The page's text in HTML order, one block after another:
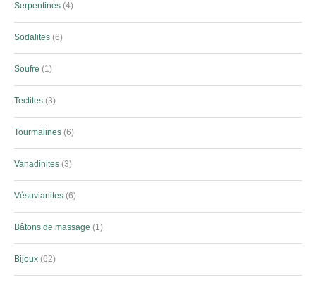
Serpentines 4
Sodalites 6
Soufre 1
Tectites 3
Tourmalines 6
Vanadinites 3
Vésuvianites 6
Bâtons de massage 1
Bijoux 62